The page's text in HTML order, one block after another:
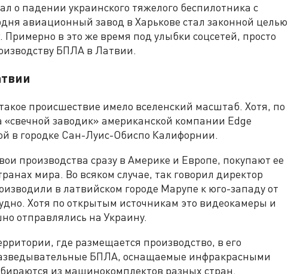
о падении украинского тяжелого беспилотника с
авиационный завод в Харькове стал законной целью
Примерно в это же время под улыбки соцсетей, просто
БПЛА в Латвии.
происшествие имело вселенский масштаб. Хотя, по
«свечной заводик» американской компании Edge
в городке Сан-Луис-Обиспо Калифорнии.
производства сразу в Америке и Европе, покупают ее
мира. Во всяком случае, так говорил директор
в латвийском городе Марупе к юго-западу от
Хотя по открытым источникам это видеокамеры и
отправлялись на Украину.
где размещается производство, в его
БПЛА, оснащаемые инфракрасными
из машинокомплектов разных стран.